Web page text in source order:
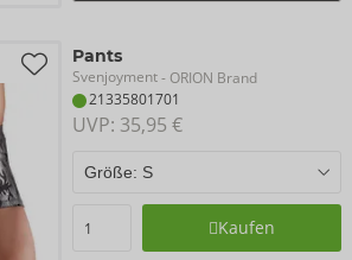
Pants
Svenjoyment- ORION Brand
21335801701
UVP: 35,95 €
Kaufen